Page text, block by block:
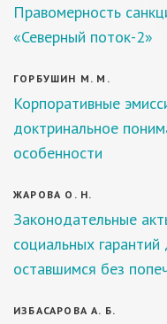
Правомерность
«Северный поток-2»
ГОРБУШИН М. М.
Корпоративные
доктринальное
особенности
ЖАРОВА О. Н.
Законодательные
социальных
оставшимся без
ИЗБАСАРОВА А. Б.